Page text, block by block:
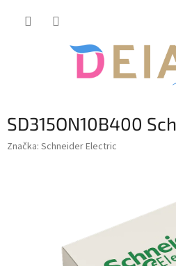
SD315ON10B400
Značka: Schneider Electric